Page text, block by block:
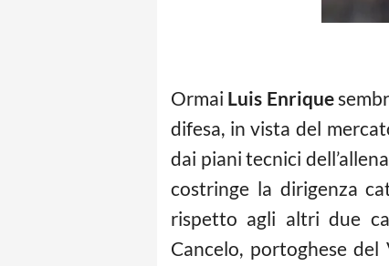
Ormai Luis Enrique
difesa, in vista del
dai piani tecnici
costringe la dirigenza
rispetto agli altri due
Cancelo, portoghese